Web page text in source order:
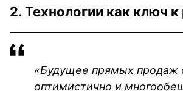
2. Технологии как ключ к
«Будущее прямых продаж
оптимистично и